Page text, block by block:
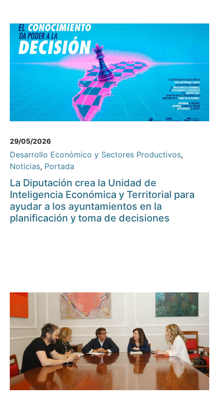
29/05/2026
Desarrollo Económico y Sectores Productivos,
Noticias, Portada
La Diputación crea la Unidad de
Inteligencia Económica y Territorial para
ayudar a los ayuntamientos en la
planificación y toma de decisiones